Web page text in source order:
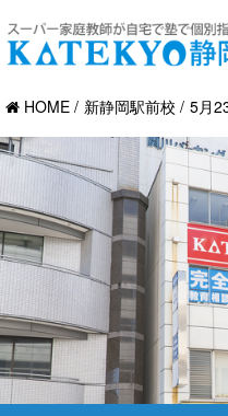
HOME 新静岡駅前校 5月